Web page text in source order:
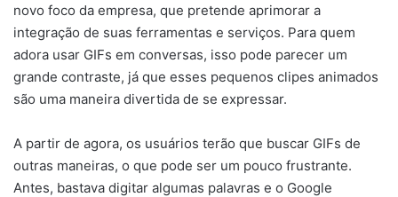
novo foco da empresa, que pretende aprimorar a
integração de suas ferramentas e serviços. Para quem
adora usar GIFs em conversas, isso pode parecer um
grande contraste, já que esses pequenos clipes animados
são uma maneira divertida de se expressar.
A partir de agora, os usuários terão que buscar GIFs de
outras maneiras, o que pode ser um pouco frustrante.
Antes, bastava digitar algumas palavras e o Google